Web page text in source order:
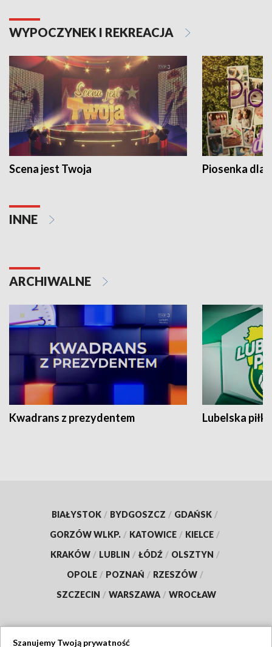
WYPOCZYNEK I REKREACJA
Scena jest Twoja Piosenka dla
INNE
ARCHIWALNE
Kwadrans z prezydentem Lubelska piłka
BIAŁYSTOK / BYDGOSZCZ / GDAŃSK /
GORZÓW WLKP. / KATOWICE / KIELCE /
KRAKÓW / LUBLIN / ŁÓDŹ / OLSZTYN /
OPOLE / POZNAŃ / RZESZÓW /
SZCZECIN / WARSZAWA / WROCŁAW
Szanujemy Twoją prywatność